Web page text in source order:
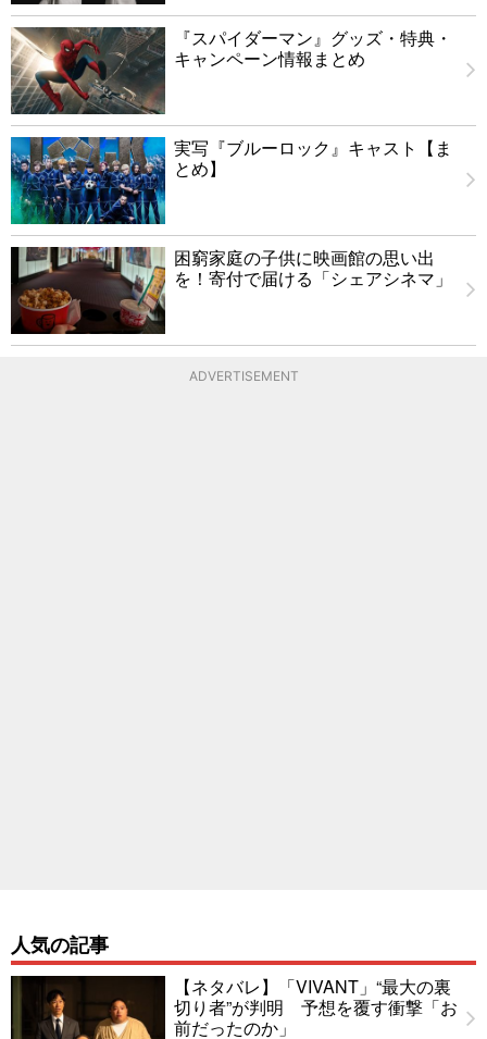
『スパイダーマン』グッズ・特典・
キャンペーン情報まとめ
実写『ブルーロック』キャスト【ま
とめ】
困窮家庭の子供に映画館の思い出
を！寄付で届ける「シェアシネマ」
ADVERTISEMENT
人気の記事
【ネタバレ】「VIVANT」“最大の裏
切り者”が判明 予想を覆す衝撃「お
前だったのか」